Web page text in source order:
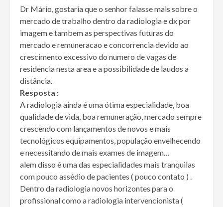
Dr Mário, gostaria que o senhor falasse mais sobre o
mercado de trabalho dentro da radiologia e dx por
imagem e tambem as perspectivas futuras do
mercado e remuneracao e concorrencia devido ao
crescimento excessivo do numero de vagas de
residencia nesta area e a possibilidade de laudos a
distância.
Resposta :
A radiologia ainda é uma ótima especialidade, boa
qualidade de vida, boa remuneração, mercado sempre
crescendo com lançamentos de novos e mais
tecnológicos equipamentos, população envelhecendo
e necessitando de mais exames de imagem…
alem disso é uma das especialidades mais tranquilas
com pouco assédio de pacientes ( pouco contato ) .
Dentro da radiologia novos horizontes para o
profissional como a radiologia intervencionista (